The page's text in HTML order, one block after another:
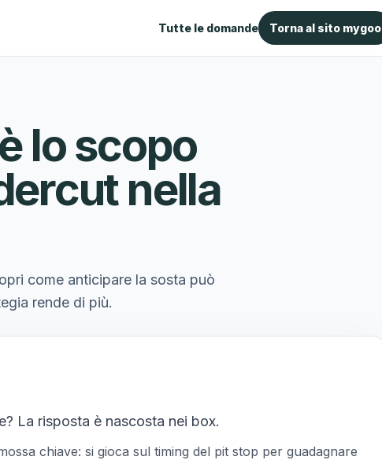
Tutte le domande Torna al sito mygoo
lo scopo
nella
come anticipare la sosta può
rende di più.
La risposta è nascosta nei box.
chiave: si gioca sul timing del pit stop per guadagnare